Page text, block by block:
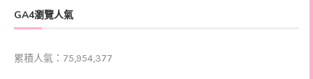
GA4瀏覽人氣
累積人氣：75,954,377